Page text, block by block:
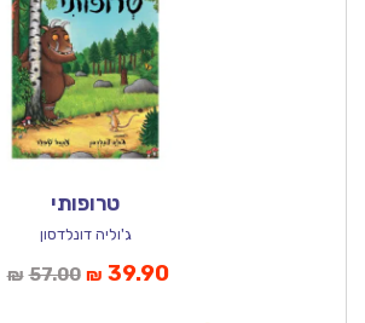
טרופותי
ג'וליה דונלדסון
₪ 57.00המחיר
₪ 39.90המחיר